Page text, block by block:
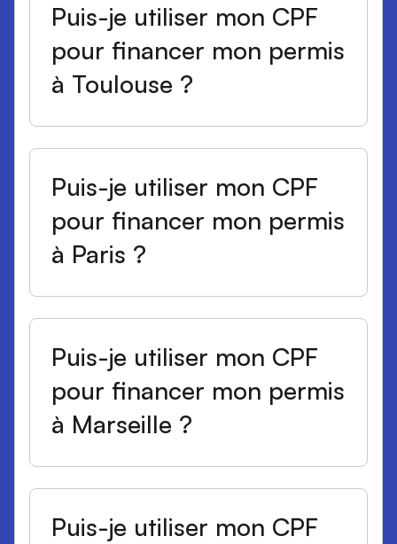
Puis-je utiliser mon CPF
pour financer mon permis
à Toulouse ?
Puis-je utiliser mon CPF
pour financer mon permis
à Paris ?
Puis-je utiliser mon CPF
pour financer mon permis
à Marseille ?
Puis-je utiliser mon CPF